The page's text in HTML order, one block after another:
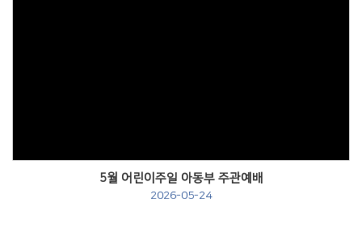
5월 어린이주일 아동부 주관예배
2026-05-24